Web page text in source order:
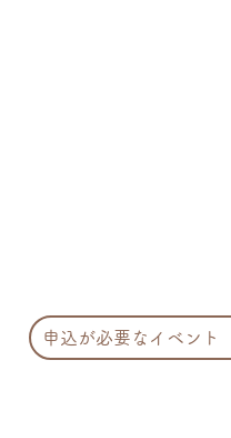
申込が必要なイベント